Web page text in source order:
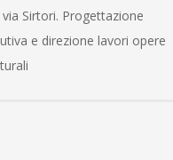
via Sirtori. Progettazione
e direzione lavori opere